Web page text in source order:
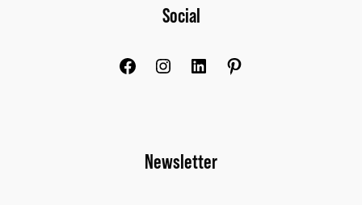
Social
Newsletter